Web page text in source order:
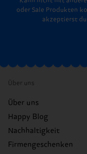
oder Sale Produkten
akzeptierst du
Über uns
Über uns
Happy Blog
Nachhaltigkeit
Firmengeschenken